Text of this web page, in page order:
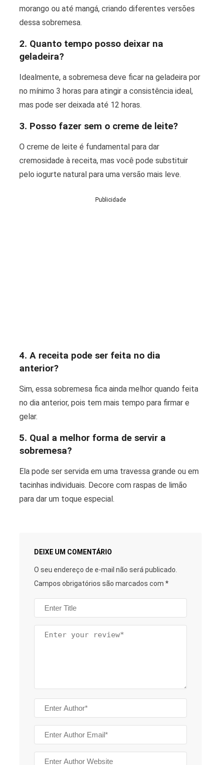
morango ou até mangá, criando diferentes versões
dessa sobremesa.
2. Quanto tempo posso deixar na
geladeira?
Idealmente, a sobremesa deve ficar na geladeira por
no mínimo 3 horas para atingir a consistência ideal,
mas pode ser deixada até 12 horas.
3. Posso fazer sem o creme de leite?
O creme de leite é fundamental para dar
cremosidade à receita, mas você pode substituir
pelo iogurte natural para uma versão mais leve.
Publicidade
4. A receita pode ser feita no dia
anterior?
Sim, essa sobremesa fica ainda melhor quando feita
no dia anterior, pois tem mais tempo para firmar e
gelar.
5. Qual a melhor forma de servir a
sobremesa?
Ela pode ser servida em uma travessa grande ou em
tacinhas individuais. Decore com raspas de limão
para dar um toque especial.
DEIXE UM COMENTÁRIO
O seu endereço de e-mail não será publicado.
Campos obrigatórios são marcados com *